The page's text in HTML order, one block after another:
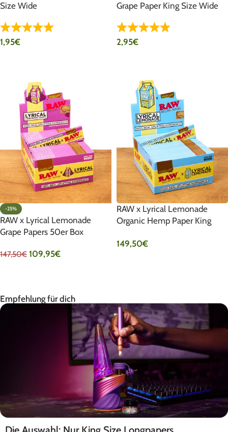
Size Wide
1,95€
Grape Paper King Size Wide
2,95€
-25%
RAW x Lyrical Lemonade
Grape Papers 50er Box
147,50€ 109,95€
RAW x Lyrical Lemonade
Organic Hemp Paper King
149,50€
Empfehlung für dich